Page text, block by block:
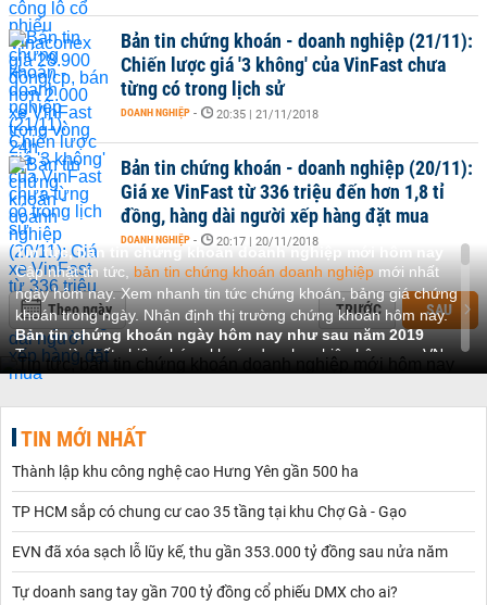
Bản tin chứng khoán - doanh nghiệp (21/11):
Chiến lược giá '3 không' của VinFast chưa
từng có trong lịch sử
DOANH NGHIỆP - 20:35 | 21/11/2018
Bản tin chứng khoán - doanh nghiệp (20/11):
Giá xe VinFast từ 336 triệu đến hơn 1,8 tỉ
đồng, hàng dài người xếp hàng đặt mua
DOANH NGHIỆP - 20:17 | 20/11/2018
Theo ngày TRƯỚC SAU
Tin tức, bản tin chứng khoán doanh nghiệp mới hôm nay
Cập nhật tin tức, bản tin chứng khoán doanh nghiệp mới nhất
ngày hôm nay. Xem nhanh tin tức chứng khoán, bảng giá chứng
khoán trong ngày. Nhận định thị trường chứng khoán hôm nay.
Bản tin chứng khoán ngày hôm nay như sau năm 2019
Trong giờ chốt phiên chứng khoán doanh nghiệp hôm nay, VN-
Index đóng cửa giảm mạnh tại mức 970.07 điểm (-1.89%), với
Nhóm Bất động sản gây tác động lớn nhất lên sắc đỏ của
VNIndex khi các cổ phiếu Vingroup gồm Vincom Retail-VRE (-
4.7%), VinGroup-VIC (-2.9%) và Vinhomes-VHM (-2.3%) đều cùng
suy giảm mạnh, kéo theo đà giảm của các cổ phiếu cùng ngành
tiêu biểu như Địa ốc Đất Xanh-DXG (-5.1%) hay Đầu tư Địa ốc No
Va (Novaland)-NVL (-1.7%).
Nhóm Ngân hàng cũng tạo sức ép lớn lên thị trường khi toàn bộ
cổ phiếu Ngân hàng đều giảm điểm, trong đó, VPBank-VPB
TIN MỚI NHẤT
Thành lập khu công nghệ cao Hưng Yên gần 500 ha
TP HCM sắp có chung cư cao 35 tầng tại khu Chợ Gà - Gạo
EVN đã xóa sạch lỗ lũy kế, thu gần 353.000 tỷ đồng sau nửa năm
Tự doanh sang tay gần 700 tỷ đồng cổ phiếu DMX cho ai?